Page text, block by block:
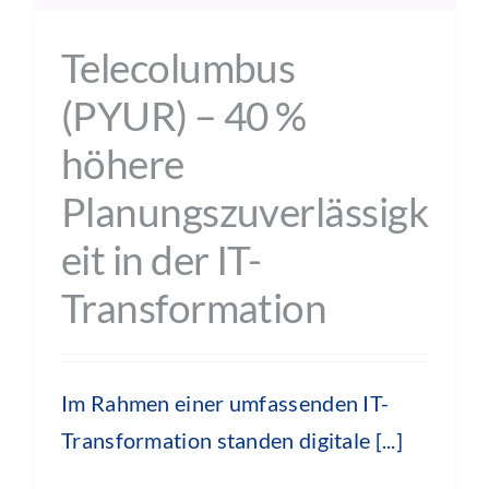
Telecolumbus
(PYUR) – 40 %
höhere
Planungszuverlässigk
eit in der IT-
Transformation
Im Rahmen einer umfassenden IT-
Transformation standen digitale [...]